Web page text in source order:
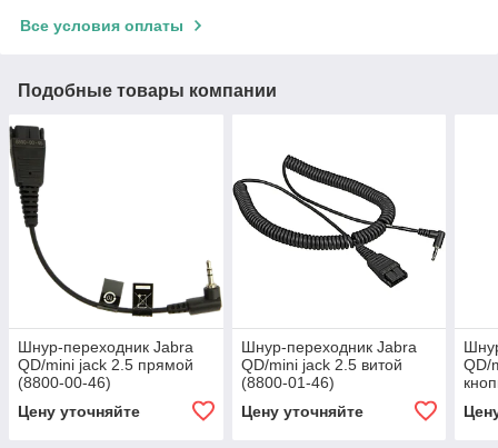
Все условия оплаты
Подобные товары компании
Шнур-переходник Jabra
QD/mini jack 2.5 прямой
(8800-00-46)
Цену уточняйте
Шнур-переходник Jabra
QD/mini jack 2.5 витой
(8800-01-46)
Цену уточняйте
QD/